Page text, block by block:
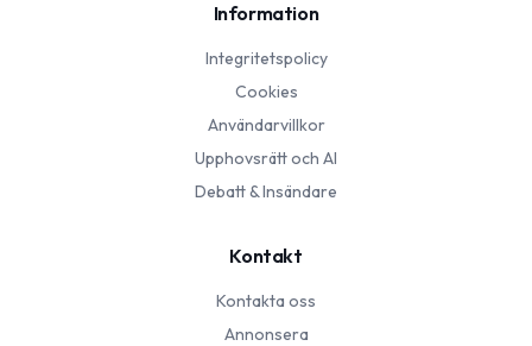
Information
Integritetspolicy
Cookies
Användarvillkor
Upphovsrätt och AI
Debatt & Insändare
Kontakt
Kontakta oss
Annonsera